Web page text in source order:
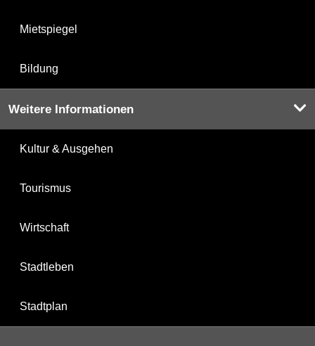
Mietspiegel
Bildung
Weitere Informationen
Kultur & Ausgehen
Tourismus
Wirtschaft
Stadtleben
Stadtplan